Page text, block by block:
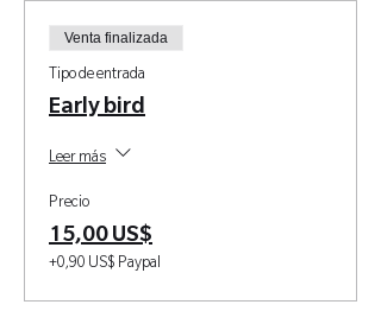
Venta finalizada
Tipo de entrada
Early bird
Leer más
Precio
15,00 US$
+0,90 US$ Paypal